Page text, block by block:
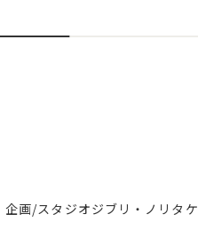
/スタジオジブリ・ノリタケ